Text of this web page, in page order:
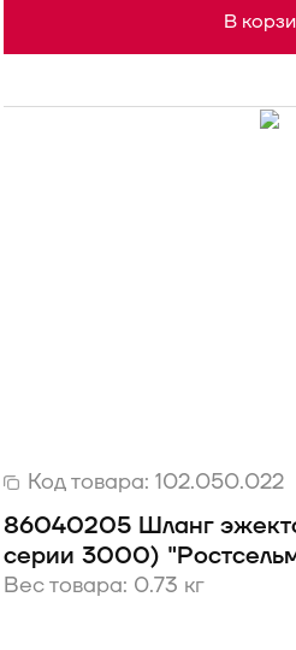
В
Код товара: 102.050.022
86040205 Шланг
серии 3000)
Вес товара: 0.73 кг